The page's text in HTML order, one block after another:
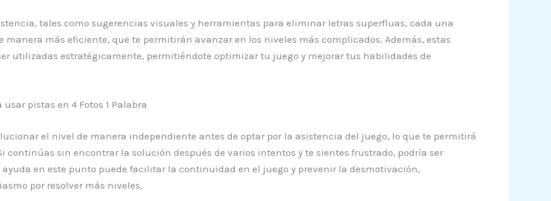
tales como sugerencias visuales y herramientas para eliminar letras superfluas, cada una
manera más eficiente, que te permitirán avanzar en los niveles más complicados. Además, estas
utilizadas estratégicamente, permitiéndote optimizar tu juego y mejorar tus habilidades de
pistas en 4 Fotos 1 Palabra
el nivel de manera independiente antes de optar por la asistencia del juego, lo que te permitirá
continúas sin encontrar la solución después de varios intentos y te sientes frustrado, podría ser
en este punto puede facilitar la continuidad en el juego y prevenir la desmotivación,
por resolver más niveles.